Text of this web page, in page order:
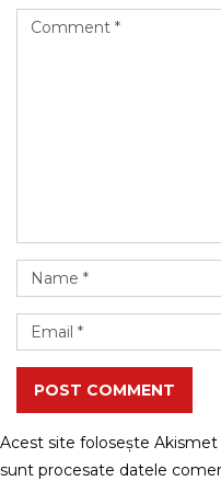
POST COMMENT
Acest site folosește
sunt procesate datele